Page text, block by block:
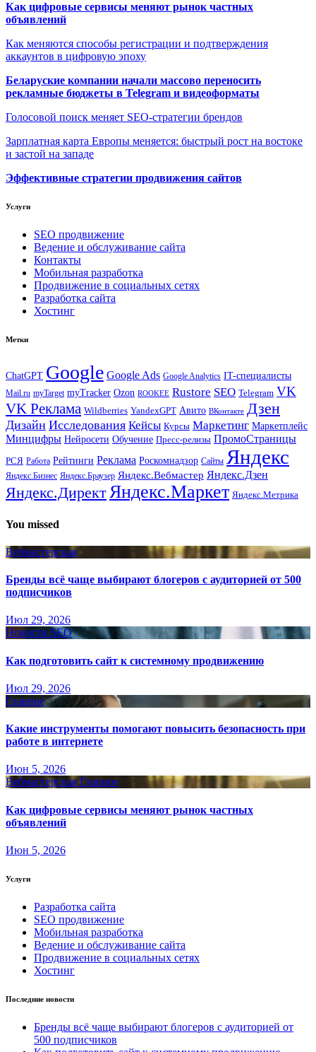
Как цифровые сервисы меняют рынок частных
объявлений
Как меняются способы регистрации и подтверждения
аккаунтов в цифровую эпоху
Беларуские компании начали массово переносить
рекламные бюджеты в Telegram и видеоформаты
Голосовой поиск меняет SEO-стратегии брендов
Зарплатная карта Европы меняется: быстрый рост на востоке
и застой на западе
Эффективные стратегии продвижения сайтов
Услуги
SEO продвижение
Ведение и обслуживание сайта
Контакты
Мобильная разработка
Продвижение в социальных сетях
Разработка сайта
Хостинг
Метки
ChatGPT Google Google Ads Google Analytics IT-специалисты
Mail.ru myTarget myTracker Ozon ROOKEE Rustore SEO Telegram VK
VK Реклама Wildberries YandexGPT Авито ВКонтакте Дзен
Дизайн Исследования Кейсы Курсы Маркетинг Маркетплейс
Минцифры Нейросети Обучение Пресс-релизы ПромоСтраницы
РСЯ Работа Рейтинги Реклама Роскомнадзор Сайты Яндекс
Яндекс.Бизнес Яндекс.Браузер Яндекс.Вебмастер Яндекс.Дзен
Яндекс.ДиректЯндекс.Маркет Яндекс.Метрика
You missed
Вебмастерская
Бренды всё чаще выбирают блогеров с аудиторией от 500
подписчиков
Июл 29, 2026
Новости SEO
Как подготовить сайт к системному продвижению
Июл 29, 2026
Главное
Какие инструменты помогают повысить безопасность при
работе в интернете
Июн 5, 2026
Вебмастерская Главное
Как цифровые сервисы меняют рынок частных
объявлений
Июн 5, 2026
Услуги
Разработка сайта
SEO продвижение
Мобильная разработка
Ведение и обслуживание сайта
Продвижение в социальных сетях
Хостинг
Последние новости
Бренды всё чаще выбирают блогеров с аудиторией от
500 подписчиков